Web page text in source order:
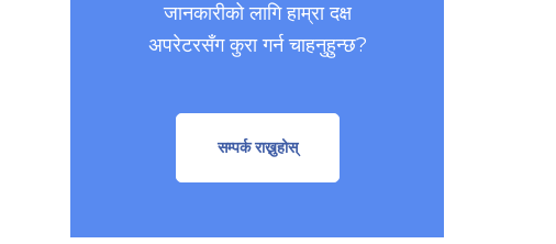
जानकारीको लागि हाम्रा दक्ष
अपरेटरसँग कुरा गर्न चाहनुहुन्छ?
सम्पर्क राख्नुहोस्